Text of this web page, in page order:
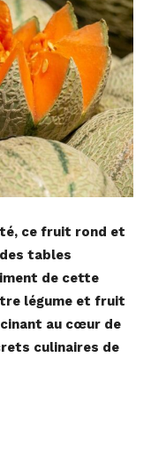
ce fruit rond et
tables
de cette
légume et fruit
au cœur de
culinaires de